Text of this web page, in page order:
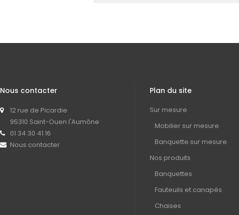
Nous contacter
12 rue de Picardie
95310 Saint-Ouen l'Aumône
01 34 30 41 16
Nous contacter
Plan du site
Sur mesure
Mobilier sur mesure
Banquette sur mesure
Nos produits
Banquettes
Fauteuils et canapés
Chaises